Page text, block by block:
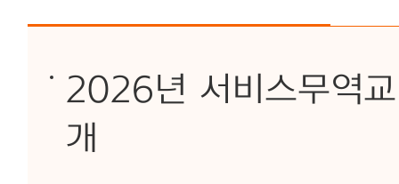
2026년 서비스무역
개